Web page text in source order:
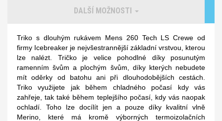
DALŠÍ MOŽNOSTI
Triko s dlouhým rukávem Mens 260 Tech LS Crewe od
firmy Icebreaker je nejvšestrannější základní vrstvou, kterou
lze nalézt. Tričko je velice pohodlné díky posunutým
ramenním švům a plochým švům, díky kterých nebudete
mít oděrky od batohu ani při dlouhodobějších cestách.
Triko využijete jak během chladného počasí kdy vás
zahřeje, tak také během teplejšího počasí, kdy vás naopak
ochladí. Toho lze docílít jen a pouze díky kvalitní vlně
Merino, které má kromě výborných termoizolačních